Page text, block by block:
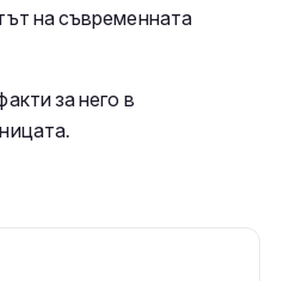
на съвременната
за него в